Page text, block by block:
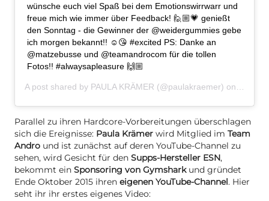
wünsche euch viel Spaß bei dem Emotionswirrwarr und
freue mich wie immer über Feedback! 🙋🏼💗 genießt
den Sonntag - die Gewinner der @weidergummies gebe
ich morgen bekannt!! ☺️😘 #excited PS: Danke an
@matzebusse und @teamandrocom für die tollen
Fotos!! #alwaysapleasure 🙌🏼
A post shared by PAULA KRÄMER (@paulakraemer) on
Parallel zu ihren Hardcore-Vorbereitungen überschlagen
sich die Ereignisse: Paula Krämer wird Mitglied im Team
Andro und ist zunächst auf deren YouTube-Channel zu
sehen, wird Gesicht für den Supps-Hersteller ESN,
bekommt ein Sponsoring von Gymsharkund gründet
Ende Oktober 2015 ihren eigenen YouTube-Channel. Hier
seht ihr ihr erstes eigenes Video: